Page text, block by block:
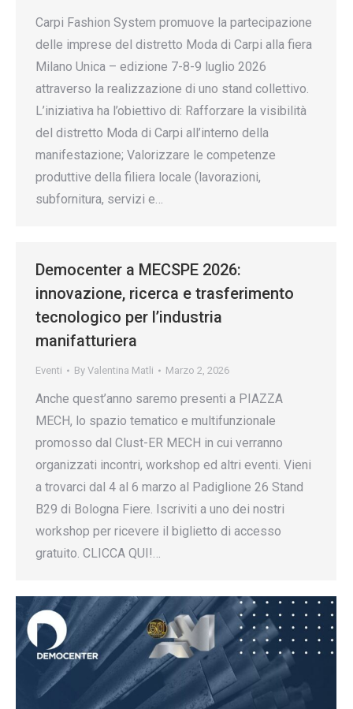
Carpi Fashion System promuove la partecipazione
delle imprese del distretto Moda di Carpi alla fiera
Milano Unica – edizione 7-8-9 luglio 2026
attraverso la realizzazione di uno stand collettivo.
L’iniziativa ha l’obiettivo di: Rafforzare la visibilità
del distretto Moda di Carpi all’interno della
manifestazione; Valorizzare le competenze
produttive della filiera locale (lavorazioni,
subfornitura, servizi e…
Democenter a MECSPE 2026:
innovazione, ricerca e trasferimento
tecnologico per l’industria
manifatturiera
Eventi By Valentina Matli Marzo 2, 2026
Anche quest’anno saremo presenti a PIAZZA
MECH, lo spazio tematico e multifunzionale
promosso dal Clust-ER MECH in cui verranno
organizzati incontri, workshop ed altri eventi. Vieni
a trovarci dal 4 al 6 marzo al Padiglione 26 Stand
B29 di Bologna Fiere. Iscriviti a uno dei nostri
workshop per ricevere il biglietto di accesso
gratuito. CLICCA QUI!…